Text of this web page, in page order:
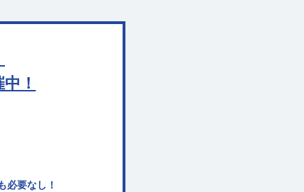
！
必要なし！